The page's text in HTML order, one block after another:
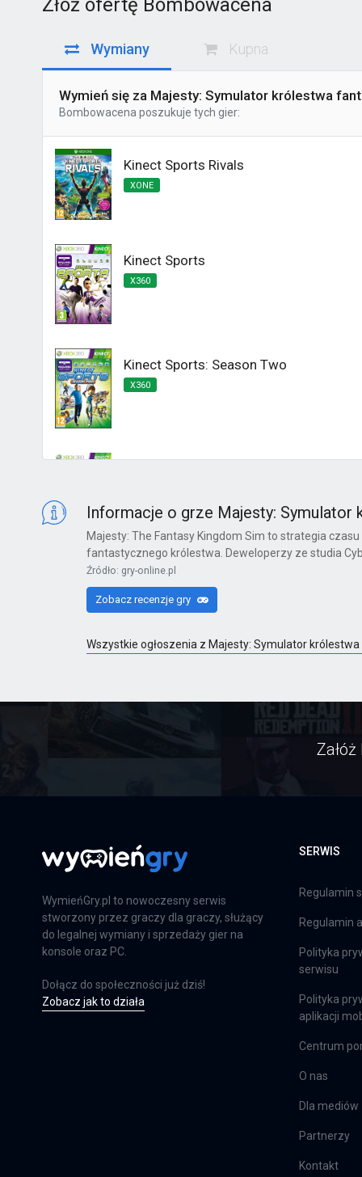
Złóż ofertę Bombowacena
Wymiany Kupna
Wymień się za Majesty: Symulator królestwa
Bombowacena poszukuje tych gier:
Kinect Sports Rivals
XONE
Kinect Sports
X360
Kinect Sports: Season Two
X360
Far Cry 6: Yara Edition
Far Cry 6: Limited Edition
Farming Simulator 25
Informacje o grze Majesty: Symulator
Majesty: The Fantasy Kingdom Sim to strategia
fantastycznego królestwa. Deweloperzy ze studia
Źródło: gry-online.pl
Zobacz recenzje gry
Wszystkie ogłoszenia z Majesty: Symulator
WymieńGry.pl to nowoczesny serwis
stworzony przez graczy dla graczy, służący
do legalnej wymiany i sprzedaży gier na
konsole oraz PC.
Dołącz do społeczności już dziś!
Zobacz jak to działa
SERWIS
Regulamin
Regulamin
Polityka
serwisu
Polityka
aplikacji
Centrum
O nas
Dla mediów
Partnerzy
Kontakt